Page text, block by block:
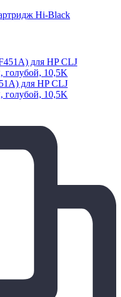
Hi-Black
для HP CLJ
голубой, 10,5K